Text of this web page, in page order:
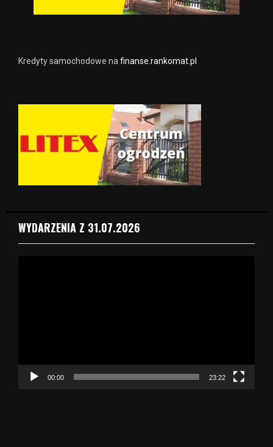
Kredyty samochodowe na finanse.rankomat.pl
WYDARZENIA Z 31.07.2026
c
00:00 23:22